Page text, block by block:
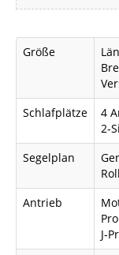
Größe
Schlafplätze
4
2-
Segelplan
Antrieb
J-